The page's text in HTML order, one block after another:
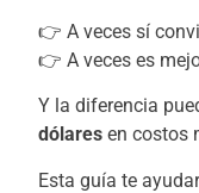
👉 A veces sí
👉 A veces es
Y la diferencia
dólares en costos
Esta guía te